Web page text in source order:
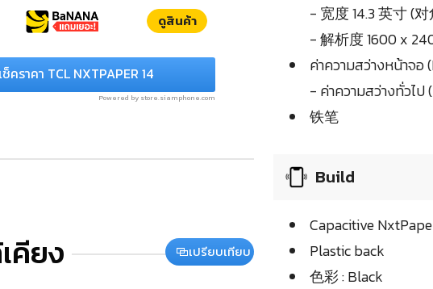
ดูสินค้า
เช็คราคา TCL NXTPAPER 14
Powered by store.siamphone.com
คียง เปรียบเทียบ
- 宽度 14.3 英寸 (
- 解析度 1600 x
ค่าความสว่างหน้าจอ
- ค่าความสว่างทั่วไ
铁笔
Build
Capacitive
Plastic back
色彩 : Black